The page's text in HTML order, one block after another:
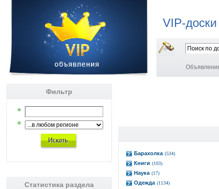
VIP-
Фильтр
Статистика раздела
Барахолка (534)
Книги (103)
Наука (17)
Одежда (1134)